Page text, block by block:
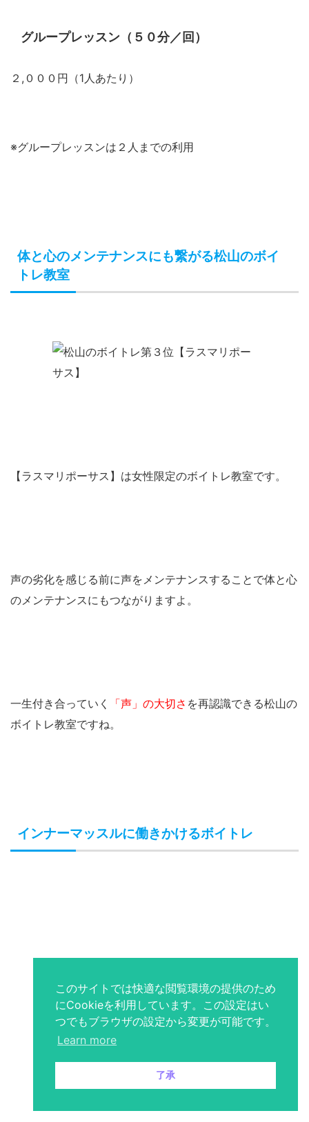
グループレッスン（５０分／回）
２,０００円（1人あたり）
※グループレッスンは２人までの利用
体と心のメンテナンスにも繋がる松山のボイ
トレ教室
【ラスマリポーサス】は女性限定のボイトレ教室です。
声の劣化を感じる前に声をメンテナンスすることで体と心
のメンテナンスにもつながりますよ。
一生付き合っていく 「声」の大切さ を再認識できる松山の
ボイトレ教室ですね。
インナーマッスルに働きかけるボイトレ
【ラスマリポーサス】ではインナーマッスルに働きかける
ローチをかけるストレッチまでレッスンを受けることがで
このサイトでは快適な閲覧環境の提供のため
にCookieを利用しています。この設定はい
つでもブラウザの設定から変更が可能です。
Learn more
了承